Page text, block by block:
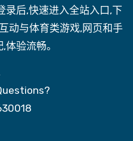
录后,快速进入全站入口,下
动与体育类游戏,网页和手
验流畅。